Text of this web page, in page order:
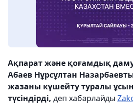
Ақпарат және қоғамдық
Абаев Нұрсұлтан
жазаны күшейту туралы
түсіндірді, деп хабарлайды